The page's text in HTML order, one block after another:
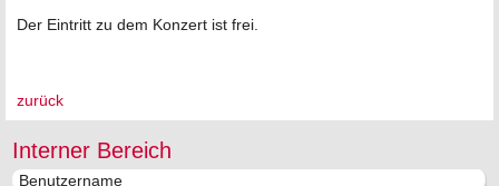
Der Eintritt zu dem Konzert ist frei.
zurück
Interner Bereich